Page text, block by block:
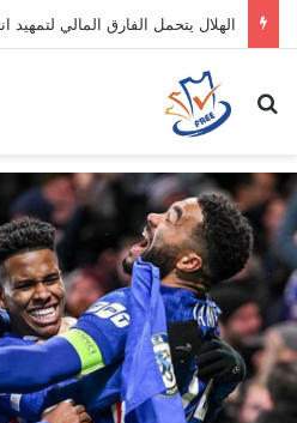
بحث عن